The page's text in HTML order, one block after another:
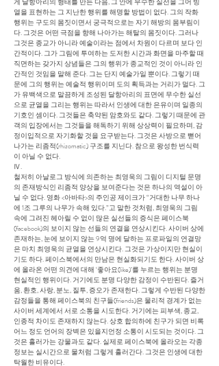
열을 표현하는 그 지난한 행위를 해명할 방법이 없다. 그의 작화
행위는 구도의 몸짓이면서 궁극적으로는 자기 해방의 몸부림이
다. 그것은 어떤 극점을 향해 나아가는 해탈의 몸짓이다. 그러나
그것은 종교가 아니라 예술이라는 점에서 차원이 다르며 보다 인
간적이다. 그가 그림에 투여하는 도저한 시간과 화면을 마주할 때
직면하는 갖가지 상념들은 그의 행위가 종교적인 것이 아니라 인
간적인 것임을 말해 준다. 그는 단지 예술가일 뿐이다. 그렇기 때
문에 그의 행위는 예술적 행위이며 도의 획득과는 거리가 멀다. 그
가 유백색으로 말끔하게 조성된 달항아리의 표면에 무수한 실선
으로 균열을 그리는 행위는 따라서 인생에 대한 은유이며 일종의
기호인 셈이다. 그것들은 축약된 암호와도 같다. 그렇기 때문에 관
객의 입장에서는 그것들을 해독하기 위해 상상력이 필요하며, 감
정이입적으로 자기화할 것을 요구받는다. 그것은 사방으로 뻗어
나가는 리좀적(rhizomatic) 구조를 지닌다. 참으로 왕성한 번식력
이 아닐 수 없다.
Ⅳ.
철저히 아날로그 방식에 의존하는 최영욱의 그림이 디지털 문명
의 존재방식인 리좀적 양상을 보여준다는 것은 하나의 역설이 아
닐 수 없다. 영화 <아바타>의 주인공 제이크가 “거대한 나무 하나
에 1조 그루의 나무가 속해 있다.”고 말한 것처럼, 최영욱의 그림
속에 그려진 헤아릴 수 없이 많은 실선들의 증식은 페이스북
(facebook)의 보이지 않는 선들의 연결을 연상시킨다. 사이버 상에
존재하는, 눈에 보이지 않는 9억 명에 달하는 프로파일의 연결망
은 마치 최영욱의 균열을 연상시킨다. 그것은 가상이지만 현실이
기도 하다. 페이스북에서의 만남은 현실화되기도 한다. 사이버 상
에 올라온 어떤 의견에 대해 ‘좋아요(like)’를 누르는 행위는 분명
현실적인 행위이다. 거기에도 분명 다양한 감정이 수반된다. 즐거
움, 환호, 사랑, 분노, 질투, 증오가 존재한다. 그렇게 수반된 다양한
감정들을 통해 페이스북의 친구들(friends)은 물리적 경계가 없는
사이버 세계에서 서로 소통을 시도한다. 거기에는 피부색, 종교,
인종적 차이도 존재하지 않는다. 상호 합의하에 친구가 되면 비록
어느 정도 언어의 장벽은 있을지언정 소통이 시도되는 것이다. 그
것은 흘러가는 강물과도 같다. 실제로 페이스북에 올라오는 각종
정보는 실시간으로 물처럼 그렇게 흘러간다. 그것은 인생에 대한
탁월한 비유이다.